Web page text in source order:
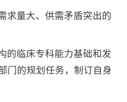
求量大、供需矛盾突出的
的临床专科能力基础和发
门的规划任务，制订自身